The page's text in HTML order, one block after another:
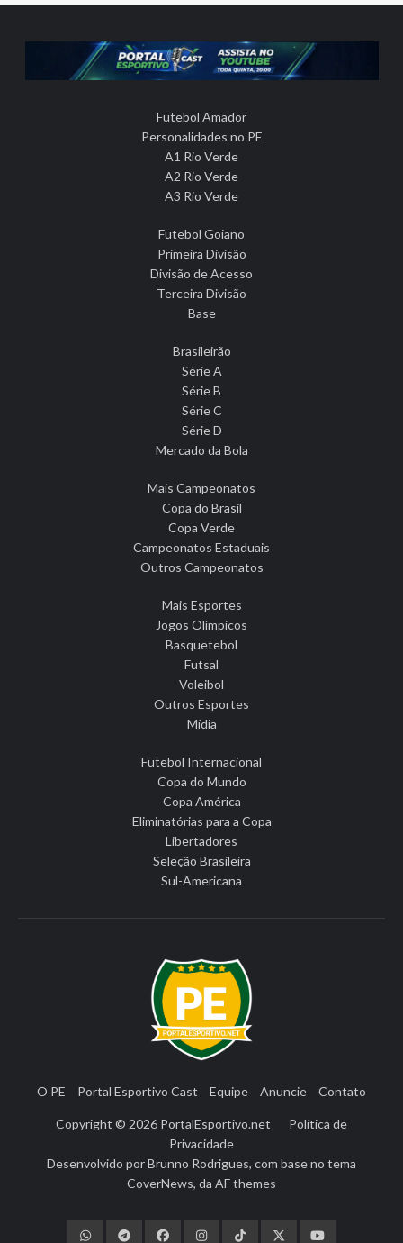
Futebol Amador
Personalidades no PE
A1 Rio Verde
A2 Rio Verde
A3 Rio Verde
Futebol Goiano
Primeira Divisão
Divisão de Acesso
Terceira Divisão
Base
Brasileirão
Série A
Série B
Série C
Série D
Mercado da Bola
Mais Campeonatos
Copa do Brasil
Copa Verde
Campeonatos Estaduais
Outros Campeonatos
Mais Esportes
Jogos Olímpicos
Basquetebol
Futsal
Voleibol
Outros Esportes
Mídia
Futebol Internacional
Copa do Mundo
Copa América
Eliminatórias para a Copa
Libertadores
Seleção Brasileira
Sul-Americana
O PE Portal Esportivo Cast Equipe Anuncie Contato
Copyright © 2026 PortalEsportivo.net
Política de
Privacidade
Desenvolvido porBrunno Rodrigues, com base no tema
CoverNews, da AF themes